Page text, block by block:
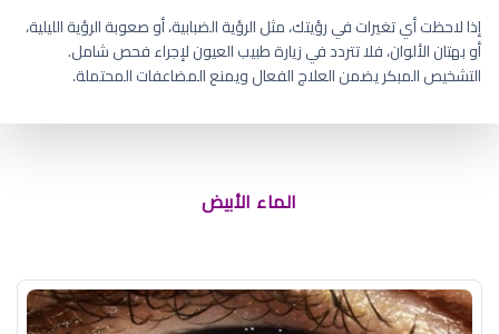
إذا لاحظت أي تغيرات في رؤيتك، مثل الرؤية الضبابية، أو صعوبة الرؤية الليلية،
أو بهتان الألوان، فلا تتردد في زيارة طبيب العيون لإجراء فحص شامل.
التشخيص المبكر يضمن العلاج الفعال ويمنع المضاعفات المحتملة.
الماء الأبيض